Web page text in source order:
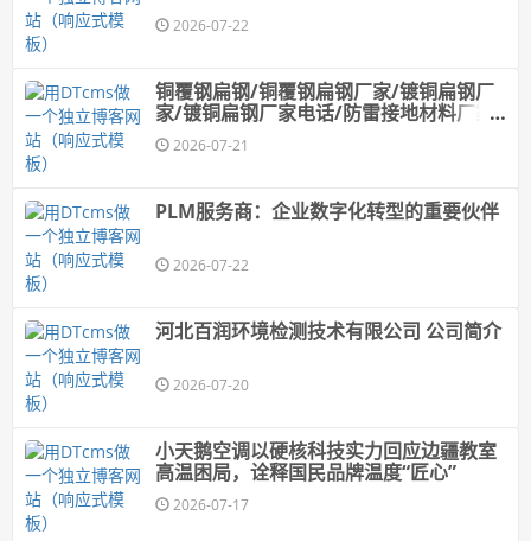
2026-07-22
铜覆钢扁钢/铜覆钢扁钢厂家/镀铜扁钢厂
家/镀铜扁钢厂家电话/防雷接地材料厂家/
镀铜圆钢厂家/镀铜圆钢
2026-07-21
PLM服务商：企业数字化转型的重要伙伴
2026-07-22
河北百润环境检测技术有限公司 公司简介
2026-07-20
小天鹅空调以硬核科技实力回应边疆教室
高温困局，诠释国民品牌温度“匠心”
2026-07-17